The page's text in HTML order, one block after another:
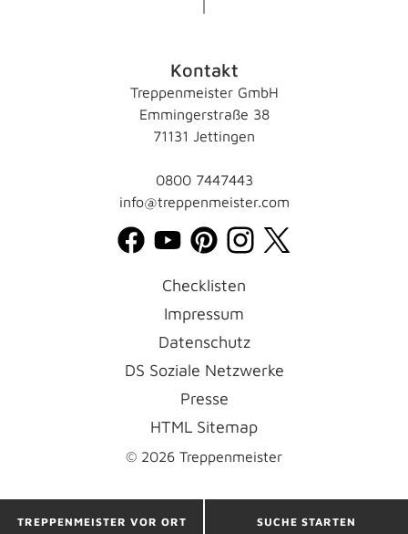
TREPPENMEISTER VOR ORT SUCHE STARTEN
Kontakt
Treppenmeister GmbH
Emmingerstraße 38
71131 Jettingen
0800 7447443
info@treppenmeister.com
© 2026 Treppenmeister
Checklisten
Impressum
Datenschutz
DS Soziale Netzwerke
Presse
HTML Sitemap